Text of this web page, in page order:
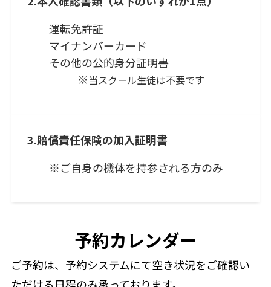
運転免許証
マイナンバーカード
その他の公的身分証明書
※当スクール生徒は不要です
3.賠償責任保険の加入証明書
※ご自身の機体を持参される方のみ
予約カレンダー
ご予約は、予約システムにて空き状況をご確認い